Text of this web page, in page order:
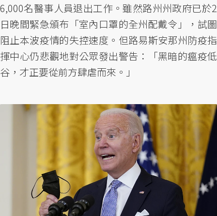
6,000名醫事人員退出工作。雖然路州州政府已於2
日晚間緊急頒布「室內口罩的全州配戴令」，試圖
阻止本波疫情的失控速度。但路易斯安那州防疫指
揮中心仍悲觀地對公眾發出警告：「黑暗的瘟疫低
谷，才正要從前方肆虐而來。」